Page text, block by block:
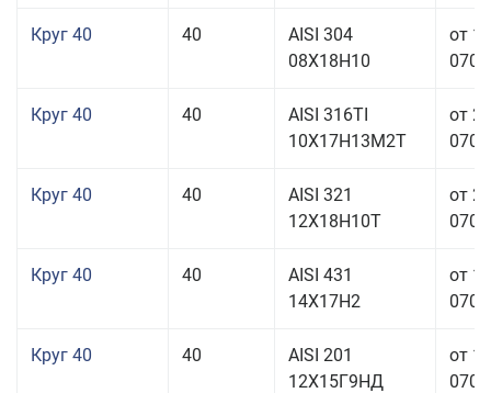
Круг 40 40
AISI 304
08Х18Н10
от
Круг 40 40
AISI 316TI
10Х17Н13М2Т
от
Круг 40 40
AISI 321
12Х18Н10Т
от
Круг 40 40
AISI 431
14Х17Н2
от
Круг 40 40
AISI 201
12Х15Г9НД
от